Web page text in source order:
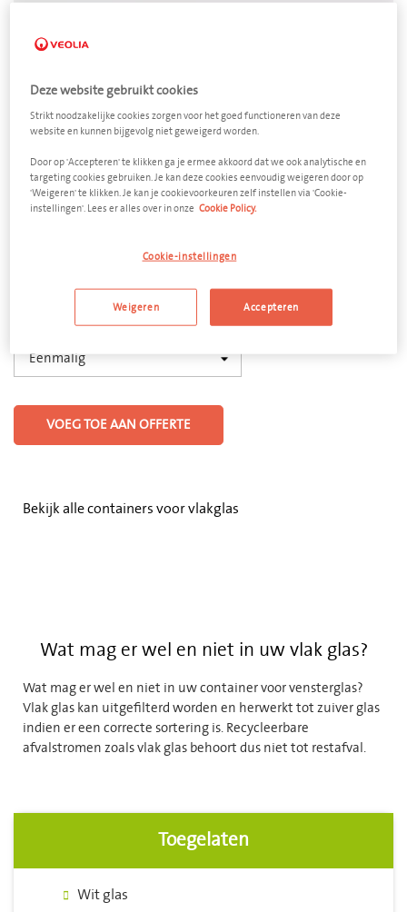
Vlakglas
Open afzetcontainer 20 m³
Afmeting
6300 x 2500 x 1740 mm (l x b x h)
+
Ledigingsfrequentie
VOEG TOE AAN OFFERTE
Bekijk alle containers voor vlakglas
Wat mag er wel en niet in uw vlak glas?
Wat mag er wel en niet in uw container voor vensterglas?
Vlak glas kan uitgefilterd worden en herwerkt tot zuiver glas
indien er een correcte sortering is. Recycleerbare
afvalstromen zoals vlak glas behoort dus niet tot restafval.
Toegelaten
Wit glas
Deze website gebruikt cookies
Strikt noodzakelijke cookies zorgen voor het goed functioneren van deze
website en kunnen bijgevolg niet geweigerd worden.
Door op 'Accepteren' te klikken ga je ermee akkoord dat we ook analytische en
targeting cookies gebruiken. Je kan deze cookies eenvoudig weigeren door op
'Weigeren' te klikken. Je kan je cookievoorkeuren zelf instellen via 'Cookie-
instellingen'. Lees er alles over in onze Cookie Policy.
Cookie-instellingen
Weigeren Accepteren